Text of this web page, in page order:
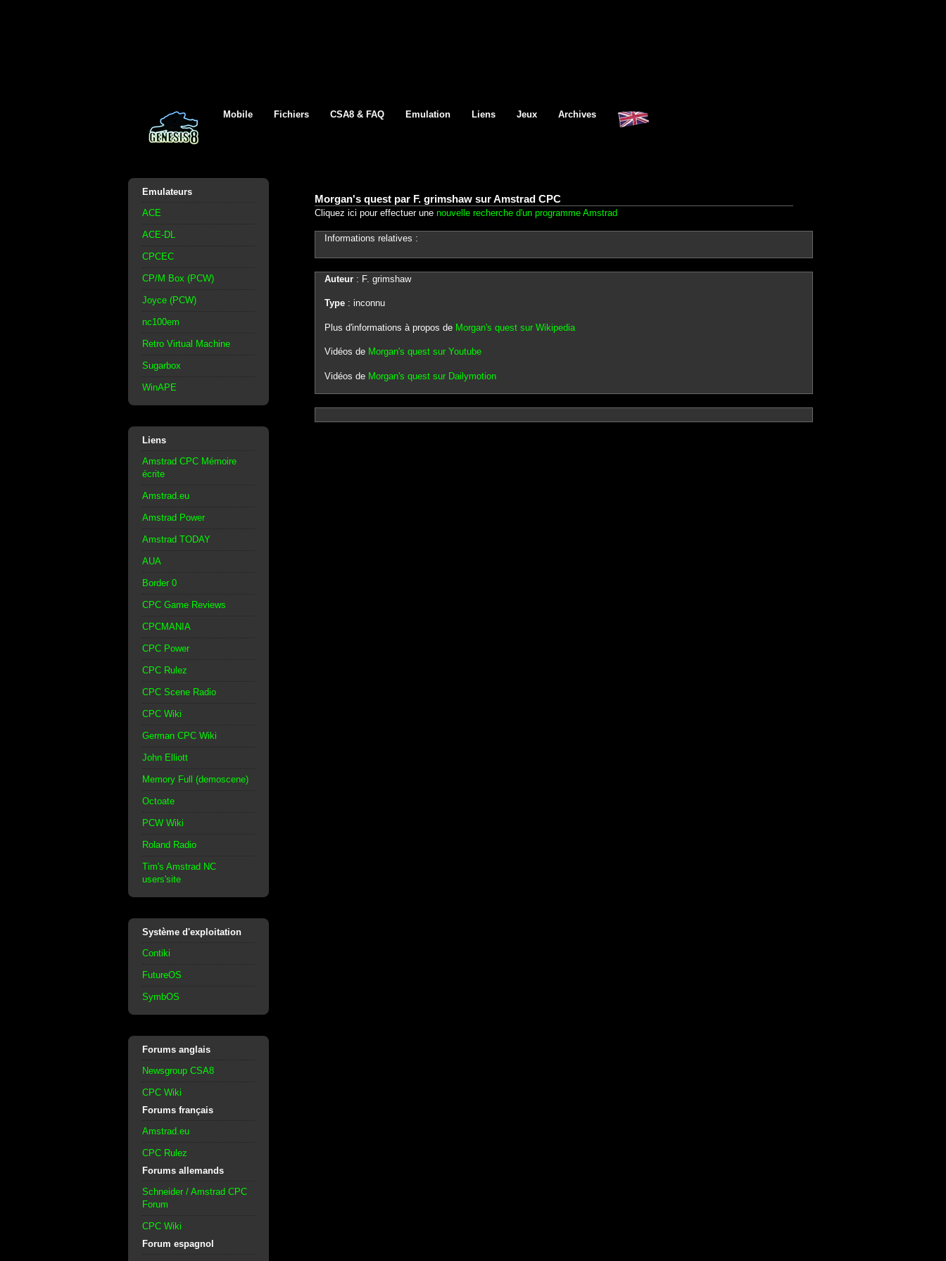
Mobile Fichiers CSA8 & FAQ Emulation Liens Jeux Archives
Emulateurs
ACE
ACE-DL
CPCEC
CP/M Box (PCW)
Joyce (PCW)
nc100em
Retro Virtual Machine
Sugarbox
WinAPE
Liens
Amstrad CPC Mémoire
écrite
Amstrad.eu
Amstrad Power
Amstrad TODAY
AUA
Border 0
CPC Game Reviews
CPCMANIA
CPC Power
CPC Rulez
CPC Scene Radio
CPC Wiki
German CPC Wiki
John Elliott
Memory Full (demoscene)
Octoate
PCW Wiki
Roland Radio
Tim's Amstrad NC
users'site
Système d'exploitation
Contiki
FutureOS
SymbOS
Forums anglais
Newsgroup CSA8
CPC Wiki
Forums français
Amstrad.eu
CPC Rulez
Forums allemands
Schneider / Amstrad CPC
Forum
CPC Wiki
Forum espagnol
Morgan's quest par F. grimshaw sur Amstrad CPC
Cliquez ici pour effectuer une nouvelle recherche d'un programme Amstrad
Informations relatives :
Auteur: F. grimshaw
Type: inconnu
Plus d'informations à propos de Morgan's quest sur Wikipedia
Vidéos de Morgan's quest sur Youtube
Vidéos de Morgan's quest sur Dailymotion